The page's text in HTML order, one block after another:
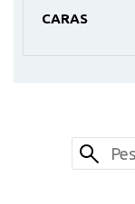
CARAS